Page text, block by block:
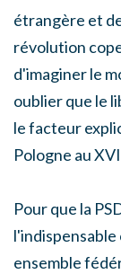
étrangère et
révolution
d'imaginer le
oublier que le
le facteur
Pologne au
Pour que la
ensemble